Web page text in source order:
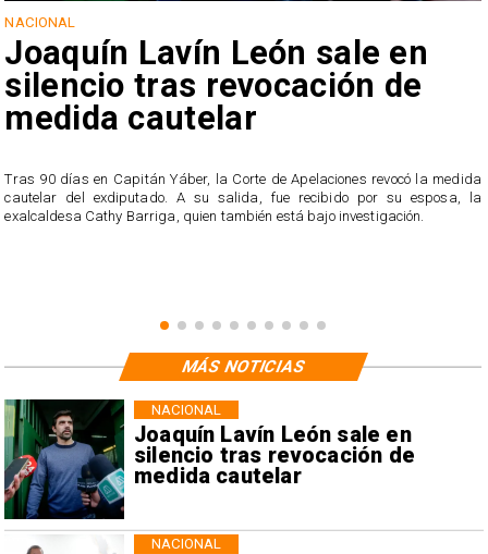
NACIONAL
Joaquín Lavín León sale en
silencio tras revocación de
medida cautelar
Tras 90 días en Capitán Yáber, la Corte de Apelaciones revocó la medida
cautelar del exdiputado. A su salida, fue recibido por su esposa, la
exalcaldesa Cathy Barriga, quien también está bajo investigación.
Joaquín Lavín León sale en
silencio tras revocación de
medida cautelar
NACIONAL
NACIONAL
MÁS NOTICIAS